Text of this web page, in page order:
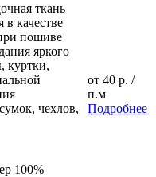
ткань
в качестве
пошиве
яркого
куртки,
чехлов,
100%
от 40 р. /
п.м
Подробнее